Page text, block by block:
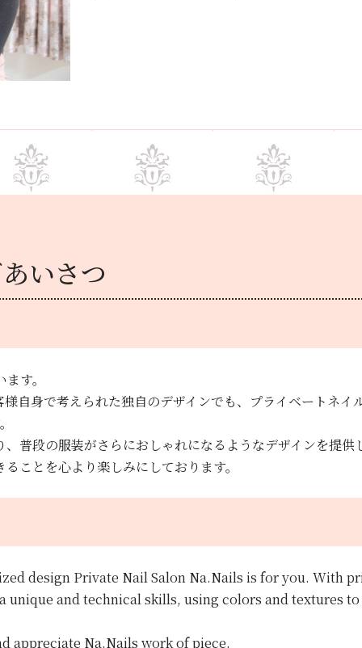
いさつ
す。
自身で考えられた独自のデザインでも、プライベートネイ
普段の服装がさらにおしゃれになるようなデザインを提供
ことを心より楽しみにしております。
design Private Nail Salon Na.Nails is for you. With
and technical skills, using colors and textures
appreciate Na.Nails work of piece.